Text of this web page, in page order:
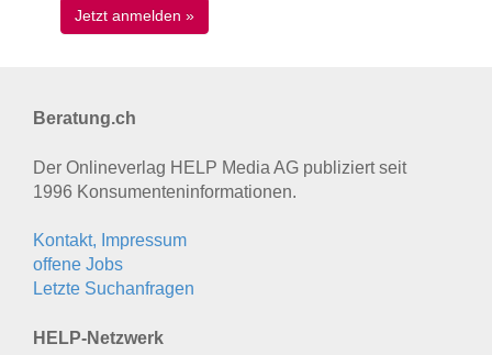
Beratung.ch
Der Onlineverlag HELP Media AG publiziert seit
1996 Konsumenten­informationen.
Kontakt, Impressum
offene Jobs
Letzte Suchanfragen
HELP-Netzwerk